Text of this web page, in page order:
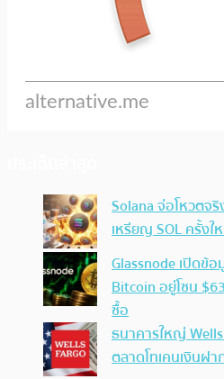
Solana จ่อโหวตจ
เหรียญ SOL ครั้งใ
Glassnode เปิดข้
Bitcoin อยู่โซน
ซื้อ
ธนาคารใหญ่
ตลาดโทเคนเงินฝ